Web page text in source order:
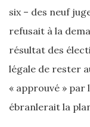
six – des neuf
refusait à la
résultat des
légale de rester
« approuvé » par
ébranlerait la